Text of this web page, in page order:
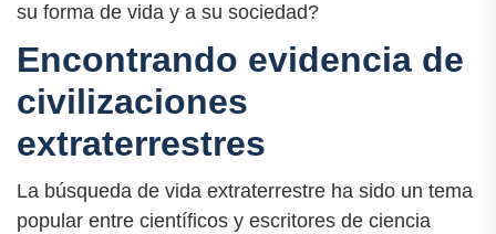
su forma de vida y a su sociedad?
Encontrando evidencia de
civilizaciones
extraterrestres
La búsqueda de vida extraterrestre ha sido un tema
popular entre científicos y escritores de ciencia